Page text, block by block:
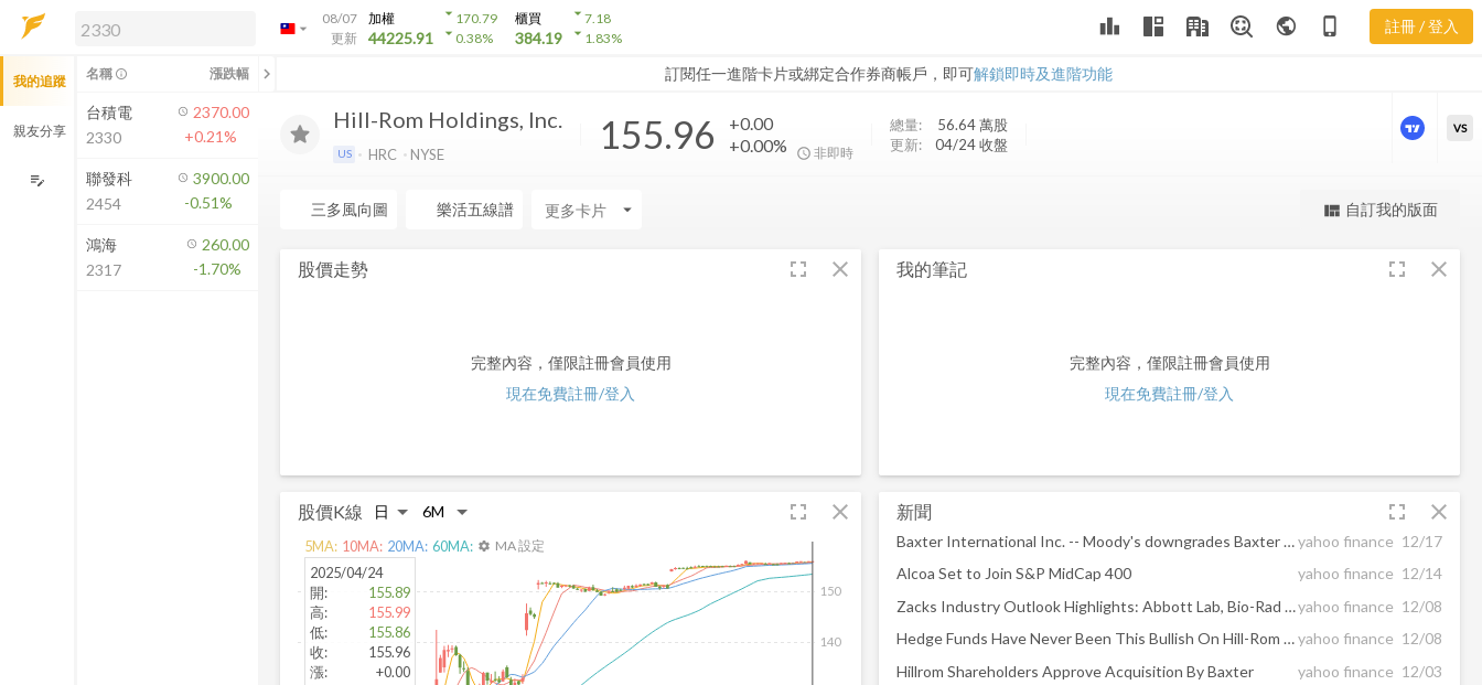
arrow_drop_down
08/07
更新
加權
44225.91
arrow_drop_down170.79
arrow_drop_down0.38%
櫃買
384.19
arrow_drop_down7.18
arrow_drop_down1.83% leaderboard public phone_iphone 註冊 / 登入
訂閱任一進階卡片或綁定合作券商帳戶，即可解鎖即時及進階功能
解鎖即時行情及進階功能
方案」，即可解鎖以下功能：
即時行情
即時市況與排行
成交金額熱力圖
前往方案訂閱
如何綁定合作券商
HRC
Hill-Rom Holdings, Inc.
US HRC NYSE 155.96
+0.00
+0.00%
非即時
總量: 56.64 萬股
更新:
04/24 收盤
更強大的進階價量圖表
VS
三多風向圖 樂活五線譜 arrow_drop_down view_quilt 自訂我的版面
股價走勢 fullscreen close
完整內容，僅限註冊會員使用
現在免費註冊/登入
股價K線 fullscreen close
140
150
2025/04/24
開:
155.89
高:
155.99
低:
155.86
收:
155.96
漲:
+0.00
5MA: 10MA: 20MA: 60MA: settings MA 設定
我的筆記 fullscreen close
完整內容，僅限註冊會員使用
現在免費註冊/登入
新聞 fullscreen close
Baxter International Inc. -- Moody's downgrades Baxter International senior unsecured rating to Baa2, stable outlookyahoo finance 12/17
Alcoa Set to Join S&P MidCap 400
yahoo finance 12/14
Zacks Industry Outlook Highlights: Abbott Lab, Bio-Rad Lab and Hill-Rom Holdingsyahoo finance 12/08
Hedge Funds Have Never Been This Bullish On Hill-Rom Holdings, Inc. (HRC)yahoo finance 12/08
Hillrom Shareholders Approve Acquisition By Baxter
yahoo finance 12/03
我的追蹤
親友分享
edit_note
名稱 info_outline 漲跌幅 chevron_left
台積電
2330
2370.00
+0.21%
聯發科
2454
3900.00
-0.51%
鴻海
2317
260.00
-1.70%